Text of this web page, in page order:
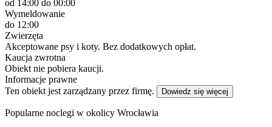
od 14:00 do 00:00
Wymeldowanie
do 12:00
Zwierzęta
Akceptowane psy i koty. Bez dodatkowych opłat.
Kaucja zwrotna
Obiekt nie pobiera kaucji.
Informacje prawne
Ten obiekt jest zarządzany przez firmę.
Dowiedz się więcej
Popularne noclegi w okolicy Wrocławia